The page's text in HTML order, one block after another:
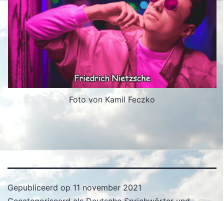
Foto von Kamil Feczko
Gepubliceerd op 11 november 2021